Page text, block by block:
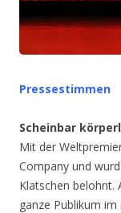
Pressestimmen
Scheinbar
Mit der
Company und
Klatschen belohnt.
ganze Publikum